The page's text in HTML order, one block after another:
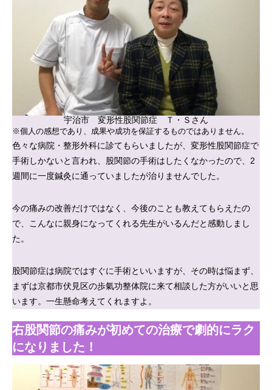
宇治市 変形性股関節症 Ｔ・Ｓさん
※個人の感想であり、成果や成功を保証するものではありません。
色々な病院・整形外科に診てもらいましたが、変形性股関節症で
手術しかないと言われ、股関節の手術はしたくなかったので、2
週間に一度鍼灸に通っていましたが治りませんでした。
今の痛みの改善だけではなく、今後のことも教えてもらえたの
で、こんなに親身になってくれる先生がいるんだと感動しまし
た。
股関節症は病院ではすぐに手術といいますが、その時は悩まず、
まずは京都市伏見区の歩氣功整体院に来て相談した方がいいと思
います。一生懸命考えてくれますよ。
右股関節の痛みが初めての治療で劇的にラク
になりました！